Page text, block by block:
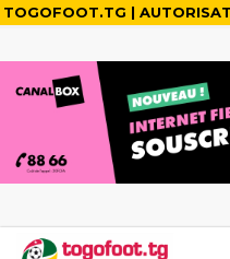
TOGOFOOT.TG |